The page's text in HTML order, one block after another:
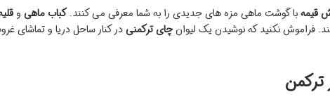
قیمهبا گوشت ماهی مزه های جدیدی را به شما معرفی می کنند.کباب ماهی و
فراموش نکنید که نوشیدن یک لیوانچای ترکمنیدر کنار ساحل دریا و تماشای
ترکمن